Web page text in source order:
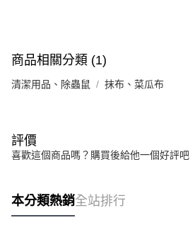
商品相關分類 (1)
清潔用品、除蟲鼠 抹布、菜瓜布
評價
喜歡這個商品嗎？購買後給他一個好評吧
本分類熱銷全站排行